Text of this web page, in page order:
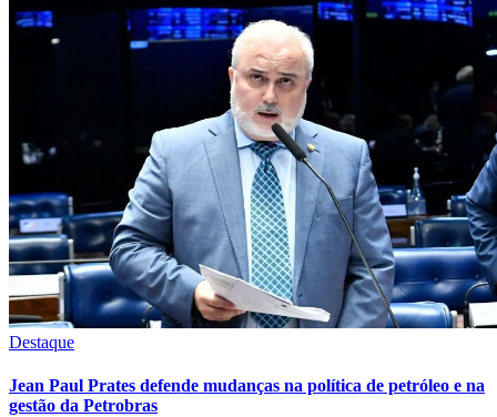
Destaque
Jean Paul Prates defende mudanças na política de petróleo e na
gestão da Petrobras